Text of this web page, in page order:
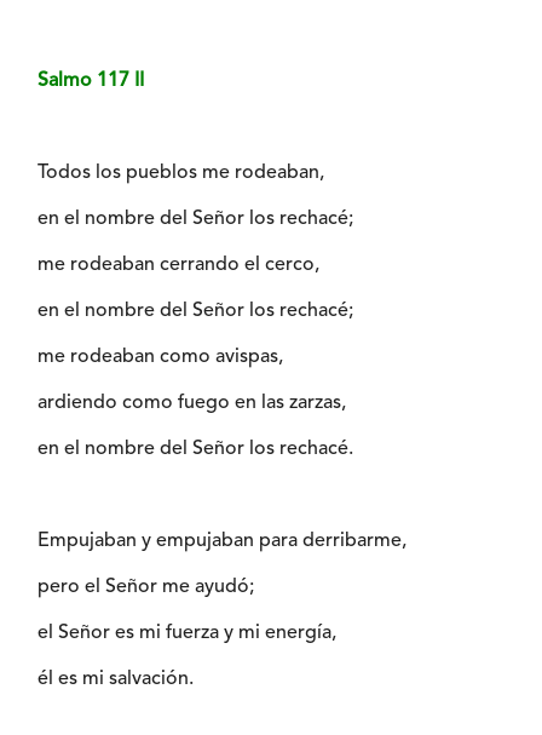
Salmo 117 II
Todos los pueblos me rodeaban,
en el nombre del Señor los rechacé;
me rodeaban cerrando el cerco,
en el nombre del Señor los rechacé;
me rodeaban como avispas,
ardiendo como fuego en las zarzas,
en el nombre del Señor los rechacé.
Empujaban y empujaban para derribarme,
pero el Señor me ayudó;
el Señor es mi fuerza y mi energía,
él es mi salvación.